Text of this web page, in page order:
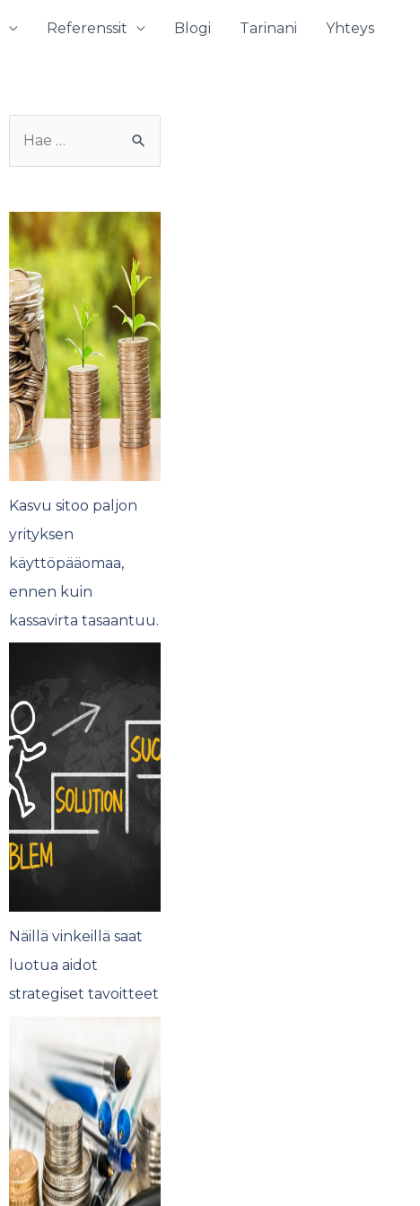
Referenssit Blogi Tarinani Yhteys
r
c
h
f
o
r
:
Kasvu sitoo paljon
yrityksen
käyttöpääomaa,
ennen kuin
kassavirta tasaantuu.
Näillä vinkeillä saat
luotua aidot
strategiset tavoitteet